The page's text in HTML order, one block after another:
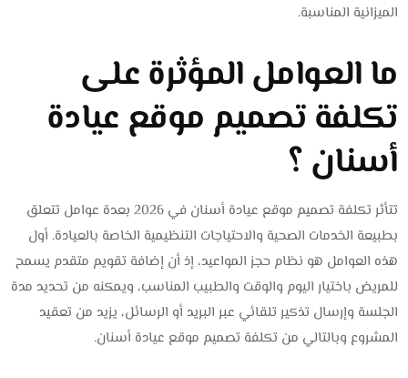
الميزانية المناسبة.
ما العوامل المؤثرة على
تكلفة تصميم موقع عيادة
أسنان ؟
تتأثر تكلفة تصميم موقع عيادة أسنان في 2026 بعدة عوامل تتعلق
بطبيعة الخدمات الصحية والاحتياجات التنظيمية الخاصة بالعيادة. أول
هذه العوامل هو نظام حجز المواعيد، إذ أن إضافة تقويم متقدم يسمح
للمريض باختيار اليوم والوقت والطبيب المناسب، ويمكنه من تحديد مدة
الجلسة وإرسال تذكير تلقائي عبر البريد أو الرسائل، يزيد من تعقيد
المشروع وبالتالي من تكلفة تصميم موقع عيادة أسنان.